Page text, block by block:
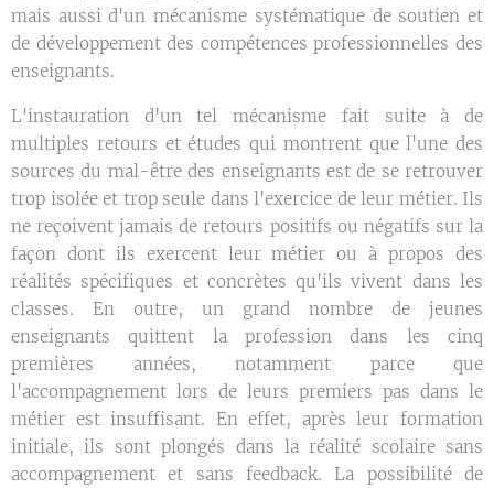
mais aussi d'un mécanisme systématique de soutien et
de développement des compétences professionnelles des
enseignants.
L'instauration d'un tel mécanisme fait suite à de
multiples retours et études qui montrent que l'une des
sources du mal-être des enseignants est de se retrouver
trop isolée et trop seule dans l'exercice de leur métier. Ils
ne reçoivent jamais de retours positifs ou négatifs sur la
façon dont ils exercent leur métier ou à propos des
réalités spécifiques et concrètes qu'ils vivent dans les
classes. En outre, un grand nombre de jeunes
enseignants quittent la profession dans les cinq
premières années, notamment parce que
l'accompagnement lors de leurs premiers pas dans le
métier est insuffisant. En effet, après leur formation
initiale, ils sont plongés dans la réalité scolaire sans
accompagnement et sans feedback. La possibilité de